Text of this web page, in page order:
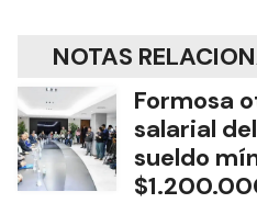
NOTAS
Formosa
salarial
sueldo